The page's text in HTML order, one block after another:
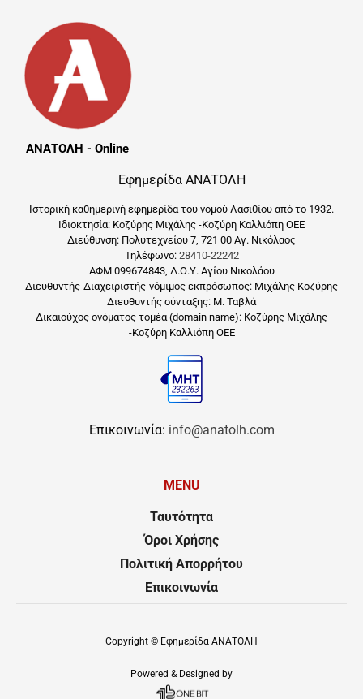
ΑΝΑΤΟΛΗ - Online
Εφημερίδα ΑΝΑΤΟΛΗ
Ιστορική καθημερινή εφημερίδα του νομού Λασιθίου από το 1932.
Ιδιοκτησία: Κοζύρης Μιχάλης -Κοζύρη Καλλιόπη ΟΕΕ
Διεύθυνση: Πολυτεχνείου 7, 721 00 Αγ. Νικόλαος
Τηλέφωνο: 28410-22242
ΑΦΜ 099674843, Δ.Ο.Υ. Αγίου Νικολάου
Διευθυντής-Διαχειριστής-νόμιμος εκπρόσωπος: Μιχάλης Κοζύρης
Διευθυντής σύνταξης: Μ. Ταβλά
Δικαιούχος ονόματος τομέα (domain name): Κοζύρης Μιχάλης
-Κοζύρη Καλλιόπη ΟΕΕ
Επικοινωνία: info@anatolh.com
MENU
Ταυτότητα
Όροι Χρήσης
Πολιτική Απορρήτου
Επικοινωνία
Copyright © Εφημερίδα ΑΝΑΤΟΛΗ
Powered & Designed by